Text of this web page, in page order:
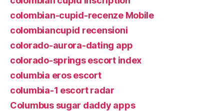
colombian-cupid-recenze Mobile
colombiancupid recensioni
colorado-aurora-dating app
colorado-springs escort index
columbia eros escort
columbia-1 escort radar
Columbus sugar daddy apps